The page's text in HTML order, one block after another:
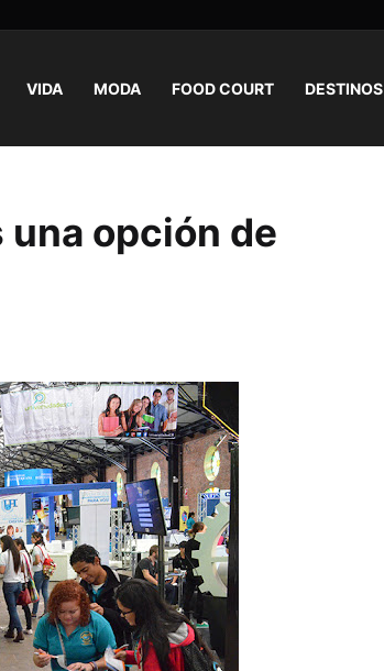
VIDA MODA FOOD COURT DESTINOS
una opción de